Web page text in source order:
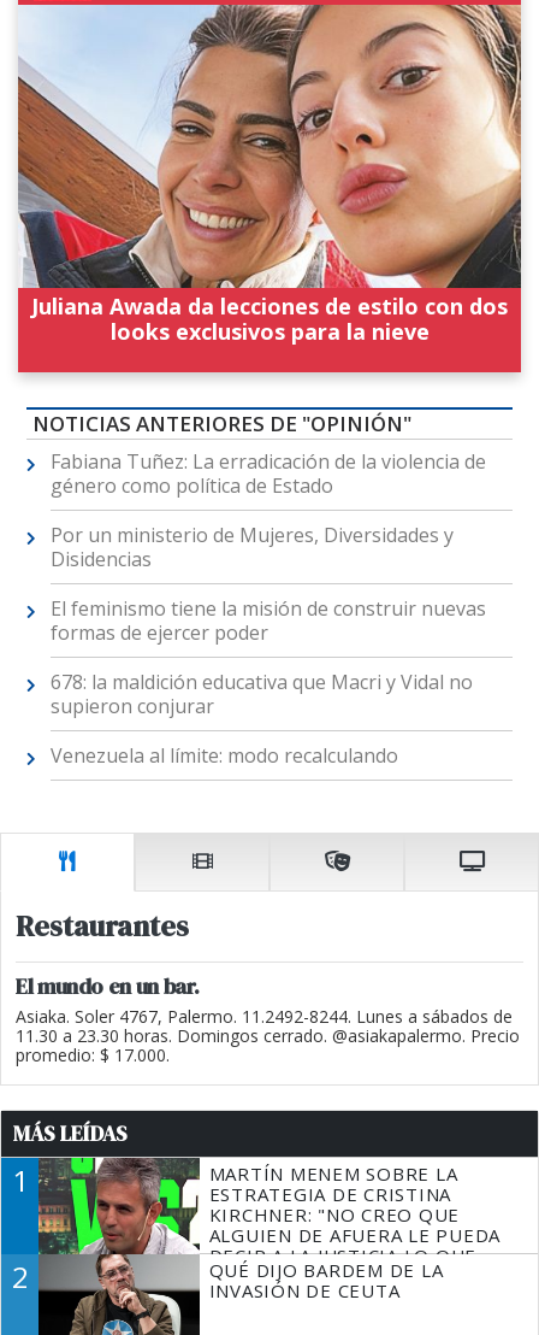
Juliana Awada da lecciones de estilo con dos
looks exclusivos para la nieve
NOTICIAS ANTERIORES DE "OPINIÓN"
Fabiana Tuñez: La erradicación de la violencia de
género como política de Estado
Por un ministerio de Mujeres, Diversidades y
Disidencias
El feminismo tiene la misión de construir nuevas
formas de ejercer poder
678: la maldición educativa que Macri y Vidal no
supieron conjurar
Venezuela al límite: modo recalculando
Restaurantes
El mundo en un bar.
Asiaka. Soler 4767, Palermo. 11.2492-8244. Lunes a sábados de
11.30 a 23.30 horas. Domingos cerrado. @asiakapalermo. Precio
promedio: $ 17.000.
MÁS LEÍDAS
1
MARTÍN MENEM SOBRE LA
ESTRATEGIA DE CRISTINA
KIRCHNER: "NO CREO QUE
ALGUIEN DE AFUERA LE PUEDA
DECIR A LA JUSTICIA LO QUE
TIENE QUE HACER"
2
QUÉ DIJO BARDEM DE LA
INVASIÓN DE CEUTA